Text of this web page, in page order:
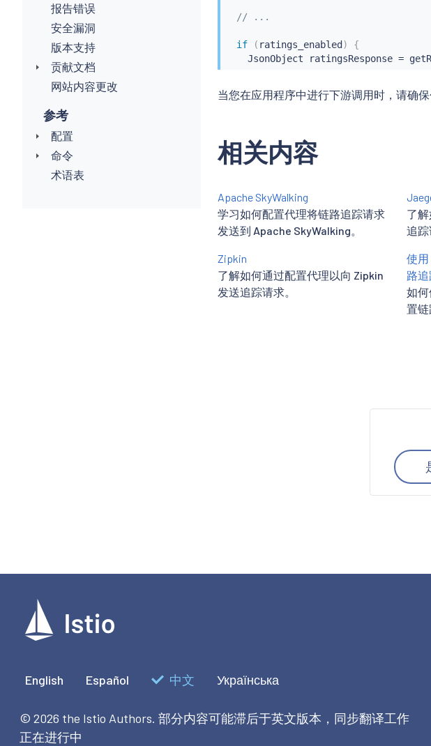
报告错误
安全漏洞
版本支持
贡献文档
网站内容更改
参考
配置
命令
术语表
            headers
return headers
// ...
if ( ratings_enabled)
{
    JsonObject ratingsResponse
=
当您在应用程序中进行下游调用时，请确保
相关内容
Apache SkyWalking
学习如何配置代理将链路追踪请求
发送到 Apache SkyWalking。
了
追踪
Zipkin
了解如何通过配置代理以向 Zipkin
发送追踪请求。
使用
路
如何
置链
English Español 中文 Українська
© 2026 the Istio Authors. 部分内容可能滞后于英文版本，同步翻译工作
正在进行中